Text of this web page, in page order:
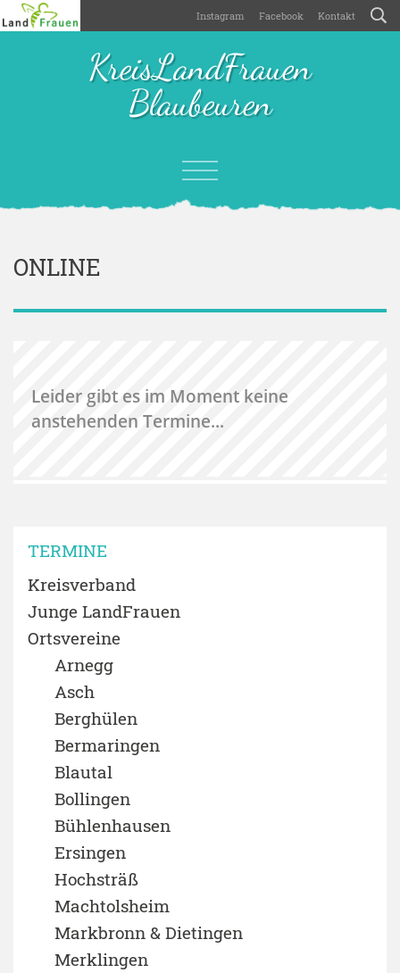
Instagram Facebook Kontakt
KreisLandFrauen
Blaubeuren
ONLINE
Leider gibt es im Moment keine
anstehenden Termine...
TERMINE
Kreisverband
Junge LandFrauen
Ortsvereine
Arnegg
Asch
Berghülen
Bermaringen
Blautal
Bollingen
Bühlenhausen
Ersingen
Hochsträß
Machtolsheim
Markbronn & Dietingen
Merklingen